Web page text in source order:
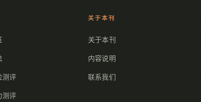
测评
测评
关于本刊
关于本刊
内容说明
联系我们